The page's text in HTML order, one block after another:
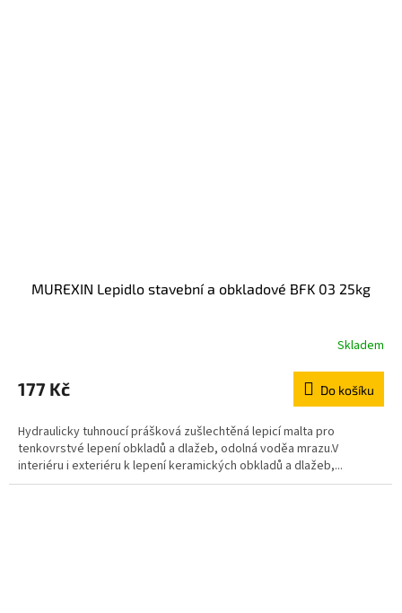
MUREXIN Lepidlo stavební a obkladové BFK 03 25kg
Skladem
177 Kč Do košíku
Hydraulicky tuhnoucí prášková zušlechtěná lepicí malta pro
tenkovrstvé lepení obkladů a dlažeb, odolná voděa mrazu.V
interiéru i exteriéru k lepení keramických obkladů a dlažeb,...